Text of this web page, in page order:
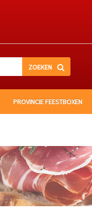
Zoek
PROVINCIE FEESTBOXEN